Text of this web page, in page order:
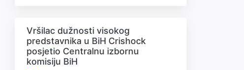
Vršilac dužnosti visokog
predstavnika u BiH Crishock
posjetio Centralnu izbornu
komisiju BiH